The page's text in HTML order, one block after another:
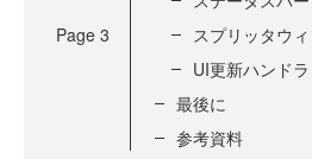
Page 3
スプリッタウ
UI更新ハンドラ
最後に
参考資料